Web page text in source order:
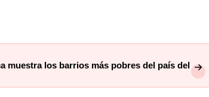
muestra los barrios más pobres del país del